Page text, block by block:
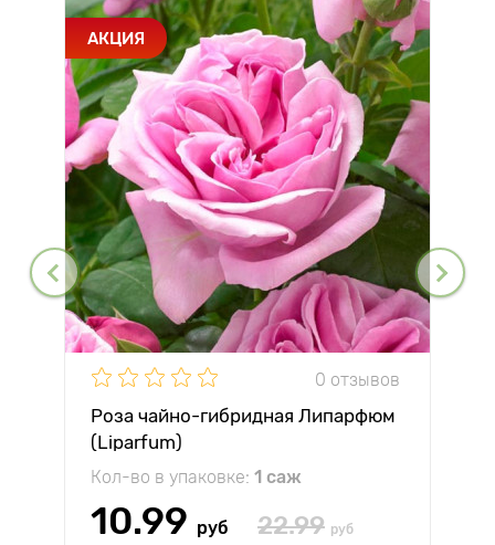
АКЦИЯ
0 отзывов
Роза чайно-гибридная Липарфюм
(Liparfum)
Кол-во в упаковке: 1 саж
10.99 руб 22.99 руб